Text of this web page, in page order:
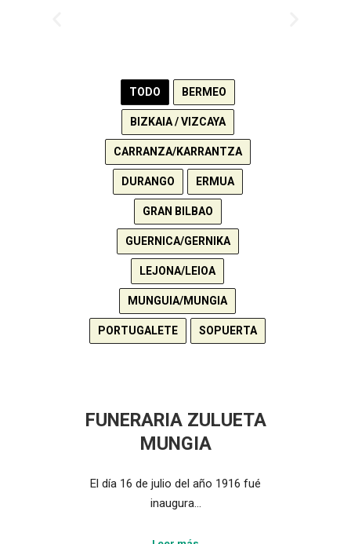
TODO BERMEO
BIZKAIA / VIZCAYA
CARRANZA/KARRANTZA
DURANGO ERMUA
GRAN BILBAO
GUERNICA/GERNIKA
LEJONA/LEIOA
MUNGUIA/MUNGIA
PORTUGALETE SOPUERTA
FUNERARIA ZULUETA
MUNGIA
El día 16 de julio del año 1916 fué
inaugura…